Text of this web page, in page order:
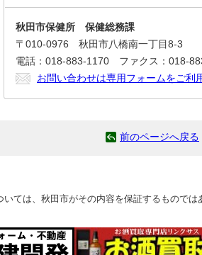
秋田市保健所 保健総務課
〒010-0976 秋田市八橋南一丁目8-3
電話：018-883-1170 ファクス：018-
お問い合わせは専用フォームをご利
前のページへ戻る
ては、秋田市がその内容を保証するものでは